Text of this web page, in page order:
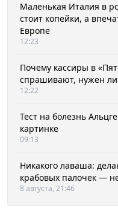
Маленькая Италия в
стоит копейки, а
Европе
12:23
Почему кассиры в
спрашивают, нужен
12:22
Тест на болезнь
картинке
09:13
Никакого лаваша:
крабовых палочек —
8 августа, 21:46